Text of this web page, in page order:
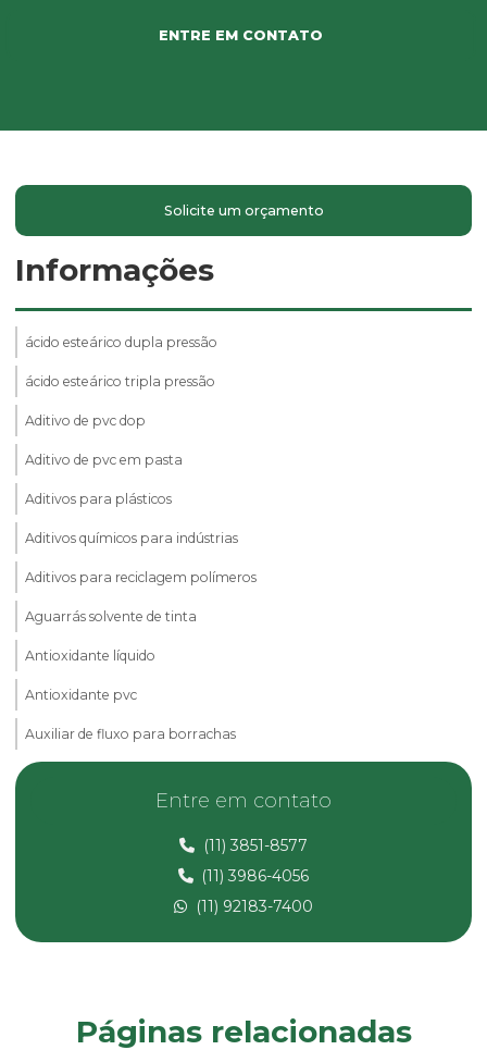
ENTRE EM CONTATO
Solicite um orçamento
Informações
ácido esteárico dupla pressão
ácido esteárico tripla pressão
Aditivo de pvc dop
Aditivo de pvc em pasta
Aditivos para plásticos
Aditivos químicos para indústrias
Aditivos para reciclagem polímeros
Aguarrás solvente de tinta
Antioxidante líquido
Antioxidante pvc
Auxiliar de fluxo para borrachas
Calcita em pó
Carbonato de cálcio micronizado
Carbonato de magnésio
Entre em contato
(11) 3851-8577
(11) 3986-4056
(11) 92183-7400
Páginas relacionadas